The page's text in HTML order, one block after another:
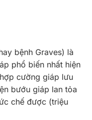
bệnh Graves) là
phổ biến nhất hiện
cường giáp lưu
bướu giáp lan tỏa
chế được (triệu